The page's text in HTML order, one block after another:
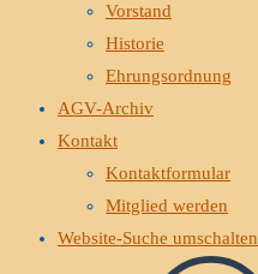
Vorstand
Historie
Ehrungsordnung
AGV-Archiv
Kontakt
Kontaktformular
Mitglied werden
Website-Suche umschalten